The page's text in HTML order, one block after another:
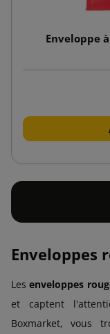
Enveloppe
Enveloppes
Lesenveloppes
et captent
Boxmarket, vous